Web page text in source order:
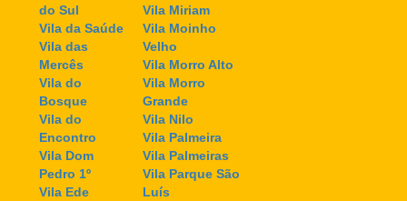
do Sul
Vila da Saúde
Vila das
Mercês
Vila do
Bosque
Vila do
Encontro
Vila Dom
Pedro 1º
Vila Ede
Vila Miriam
Vila Moinho
Velho
Vila Morro Alto
Vila Morro
Grande
Vila Nilo
Vila Palmeira
Vila Palmeiras
Vila Parque São
Luís